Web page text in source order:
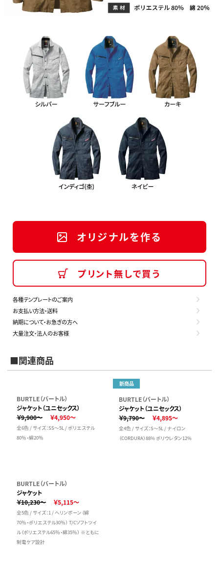
オリジナルを作る
プリント無しで買う
各種テンプレートのご案内
お支払い方法・送料
納期について・お急ぎの方へ
大量注文・法人のお客様
■関連商品
BURTLE（バートル）
ジャケット（ユニセックス）
￥9,900～
￥4,950～
全6色 / サイズ：SS～5L / ポリエステル
80％・綿20％
新商品
BURTLE（バートル）
ジャケット（ユニセックス）
￥9,790～
￥4,895～
全4色 / サイズ：S～5L / ナイロン
（CORDURA）88% ポリウレタン12%
BURTLE（バートル）
ジャケット
￥10,230～
￥5,115～
全5色 / サイズ：1 / ヘリンボーン（綿
70％・ポリエステル30％） T/Cソフトツイ
ル（ポリエステル65％・綿35％） ※ともに
制電ケア設計